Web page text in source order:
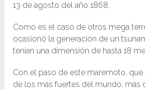
13 de agosto del año 1868.
Como es el caso de otros mega
ocasionó la generación de un
tenían una dimensión de hasta 18
Con el paso de este maremoto, que
de los más fuertes del mundo, más